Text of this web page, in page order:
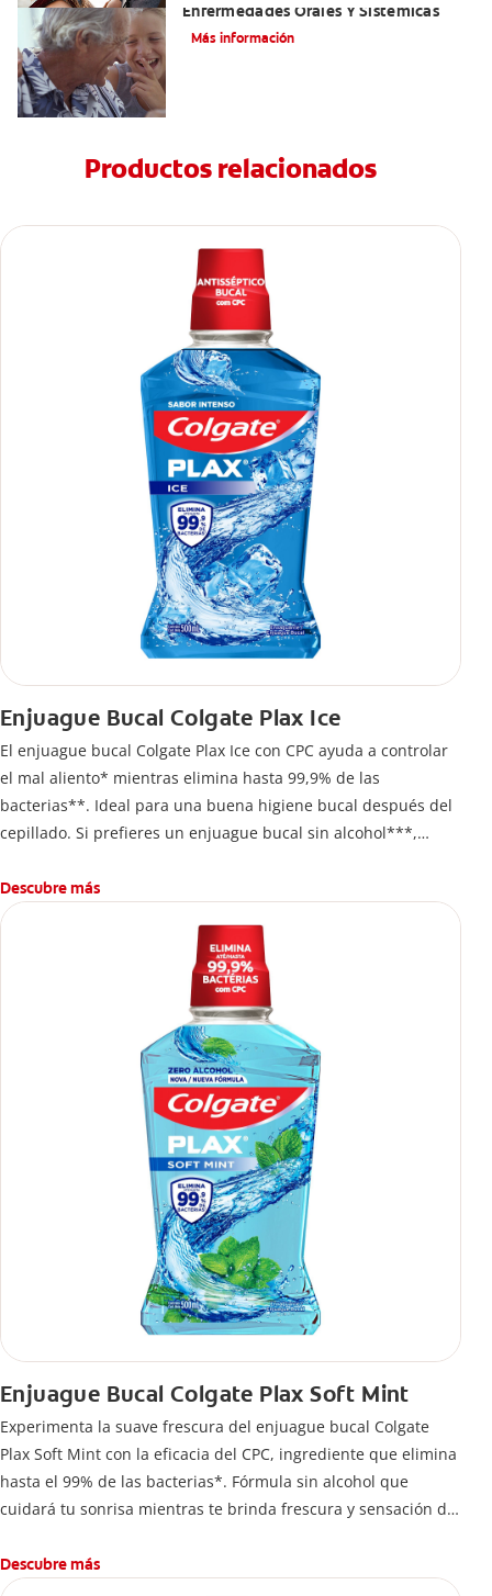
Enfermedades Orales Y Sistémicas
Más información
Productos relacionados
Enjuague Bucal Colgate Plax Ice
El enjuague bucal Colgate Plax Ice con CPC ayuda a controlar
el mal aliento* mientras elimina hasta 99,9% de las
bacterias**. Ideal para una buena higiene bucal después del
cepillado. Si prefieres un enjuague bucal sin alcohol***,
Descubre más
Enjuague Bucal Colgate Plax Soft Mint
Experimenta la suave frescura del enjuague bucal Colgate
Plax Soft Mint con la eficacia del CPC, ingrediente que elimina
hasta el 99% de las bacterias*. Fórmula sin alcohol que
cuidará tu sonrisa mientras te brinda frescura y sensación de
Descubre más